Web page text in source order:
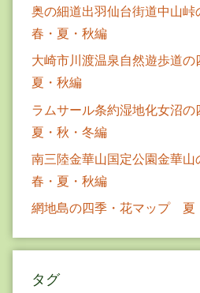
奥の細道出羽仙台街道中山
春・夏・秋編
大崎市川渡温泉自然遊歩道
夏・秋編
ラムサール条約湿地化女沼
夏・秋・冬編
南三陸金華山国定公園金華
春・夏・秋編
網地島の四季・花マップ 夏
タグ